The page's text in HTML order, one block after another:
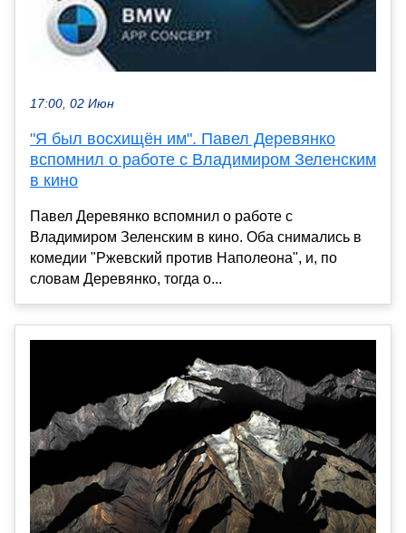
17:00, 02 Июн
"Я был восхищён им". Павел Деревянко
вспомнил о работе с Владимиром Зеленским
в кино
Павел Деревянко вспомнил о работе с
Владимиром Зеленским в кино. Оба снимались в
комедии "Ржевский против Наполеона", и, по
словам Деревянко, тогда о...